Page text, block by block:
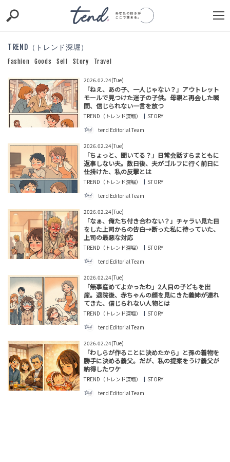
TIE-UP お出かけ original
trill nordot RECOMMEND ARENA TOP
いた男。だが、私の質問でブロックされたワケ
TREND（トレンド深堀）
STORY
tend Editorial Team
麻里子、再婚後初の公の場となる新ドラマ会見に登場
HUMAN（話題の人）
ENTERTAINMENT
tend Editorial Team
グループ・HANAのメンバーが明かす“あざと”テクが衝
撃！
HUMAN（話題の人）
ENTERTAINMENT
tend Editorial Team
TREND（トレンド深堀）
Fashion Goods Self Story Travel
2026.02.24(Tue)
「ねえ、あの子、一人じゃない？」アウトレット
モールで見つけた迷子の子供。母親と再会した瞬
間、信じられない一言を放つ
TREND（トレンド深堀）
STORY
tend Editorial Team
2026.02.24(Tue)
「ちょっと、聞いてる？」日常会話すらまともに
返事しない夫。数日後、夫がゴルフに行く前日に
仕掛けた、私の反撃とは
TREND（トレンド深堀）
STORY
tend Editorial Team
2026.02.24(Tue)
「なぁ、俺たち付き合わない？」チャラい見た目
をした上司からの告白→断った私に待っていた、
上司の最悪な対応
TREND（トレンド深堀）
STORY
tend Editorial Team
2026.02.24(Tue)
「無事産めてよかったわ」2人目の子どもを出
産。退院後、赤ちゃんの顔を見にきた義姉が連れ
てきた、信じられない人物とは
TREND（トレンド深堀）
STORY
tend Editorial Team
2026.02.24(Tue)
「わしらが作ることに決めたから」と孫の着物を
勝手に決める義父。だが、私の提案をうけ義父が
納得したワケ
TREND（トレンド深堀）
STORY
tend Editorial Team